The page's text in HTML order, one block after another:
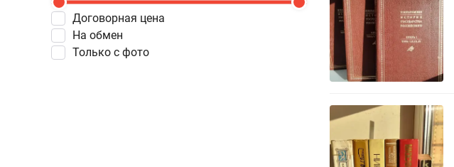
Договорная цена
На обмен
Только с фото